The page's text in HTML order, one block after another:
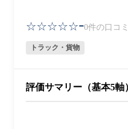
☆☆☆☆☆-0件の口コミ
トラック・貨物
評価サマリー（基本5軸